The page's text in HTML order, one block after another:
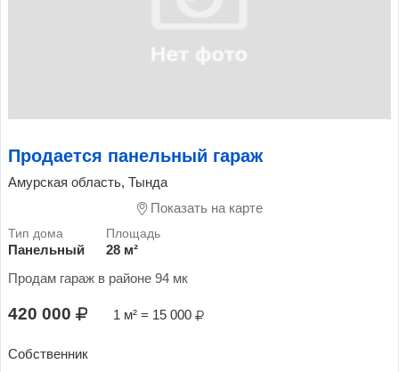
Продается панельный гараж
Амурская область, Тында
Показать на карте
Панельный
28 м²
Продам гараж в районе 94 мк
420 000 1 м² = 15 000
Собственник